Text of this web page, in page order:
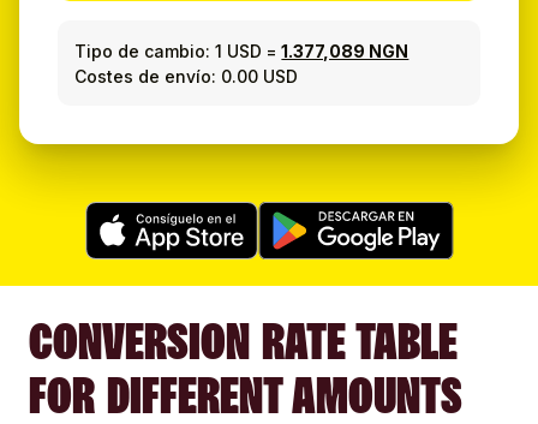
Tipo de cambio: 1 USD =1.377,089 NGN
Costes de envío: 0.00 USD
CONVERSION RATE TABLE
FOR DIFFERENT AMOUNTS